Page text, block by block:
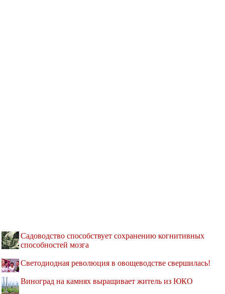
Садоводство способствует сохранению когнитивных
способностей мозга
Светодиодная революция в овощеводстве свершилась!
Виноград на камнях выращивает житель из ЮКО